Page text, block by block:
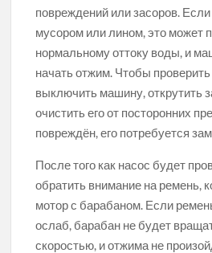
повреждений или засоров.
мусором или лином, это может
нормальному оттоку воды, и
начать отжим. Чтобы
выключить машину, открутить
очистить его от посторонних
повреждён, его потребуется
После того как насос будет
обратить внимание на ремень,
мотор с барабаном. Если
ослаб, барабан не будет
скоростью, и отжима не